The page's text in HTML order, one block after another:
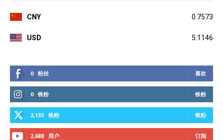
CNY 0.7573
USD 5.1146
0 粉丝 喜欢
0 铁粉 铁粉
2,133 铁粉 铁粉
2,688 用户 订阅